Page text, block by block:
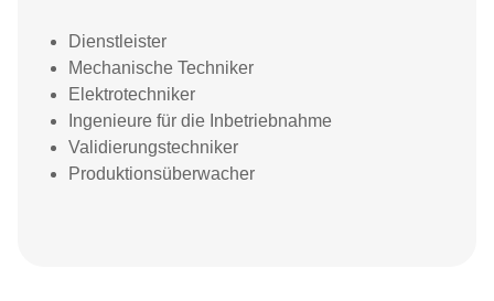
Dienstleister
Mechanische Techniker
Elektrotechniker
Ingenieure für die Inbetriebnahme
Validierungstechniker
Produktionsüberwacher